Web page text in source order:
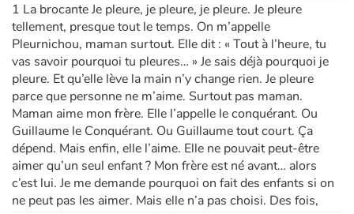
1 La brocante Je pleure, je pleure, je pleure. Je pleure
tellement, presque tout le temps. On m’appelle
Pleurnichou, maman surtout. Elle dit : « Tout à l’heure, tu
vas savoir pourquoi tu pleures… » Je sais déjà pourquoi je
pleure. Et qu’elle lève la main n’y change rien. Je pleure
parce que personne ne m’aime. Surtout pas maman.
Maman aime mon frère. Elle l’appelle le conquérant. Ou
Guillaume le Conquérant. Ou Guillaume tout court. Ça
dépend. Mais enfin, elle l’aime. Elle ne pouvait peut-être
aimer qu’un seul enfant ? Mon frère est né avant… alors
c’est lui. Je me demande pourquoi on fait des enfants si on
ne peut pas les aimer. Mais elle n’a pas choisi. Des fois,